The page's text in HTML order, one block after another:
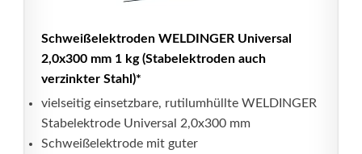
Schweißelektroden WELDINGER Universal
2,0x300 mm 1 kg (Stabelektroden auch
verzinkter Stahl)*
vielseitig einsetzbare, rutilumhüllte WELDINGER
Stabelektrode Universal 2,0x300 mm
Schweißelektrode mit guter